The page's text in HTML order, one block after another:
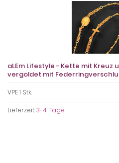
aLEm Lifestyle - Kette mit Kreuz
vergoldet mit
VPE 1 Stk.
Lieferzeit:3-4 Tage